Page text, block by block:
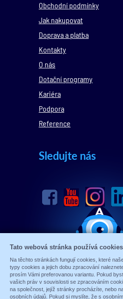
Obchodní podmínky
Jak nakupovat
Doprava a platba
Kontakty
O nás
Dotační programy
Kariéra
Podpora
Reference
Sledujte nás
Tato webová stránka používá cookies
Na těchto stránkách fungují cookies, které
typy cookies a jejich dobu zpracování
prosím Vámi preferovanou variantu. Pokud
vašich práv v souvislosti se zpracováním
na společnost, jejíž stránky procházíte, nebo
osobních údajů. Pokud si myslíte, že s